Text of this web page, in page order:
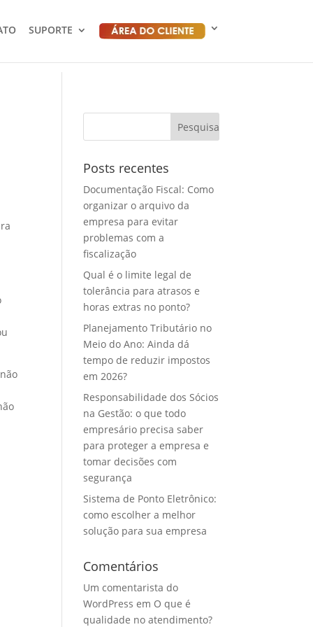
SUPORTE
Posts recentes
Documentação Fiscal: Como
organizar o arquivo da
empresa para evitar
problemas com a
fiscalização
Qual é o limite legal de
tolerância para atrasos e
horas extras no ponto?
Planejamento Tributário no
Meio do Ano: Ainda dá
tempo de reduzir impostos
em 2026?
Responsabilidade dos Sócios
na Gestão: o que todo
empresário precisa saber
para proteger a empresa e
tomar decisões com
segurança
Sistema de Ponto Eletrônico:
como escolher a melhor
solução para sua empresa
Comentários
Um comentarista do
WordPress em O que é
qualidade no atendimento?